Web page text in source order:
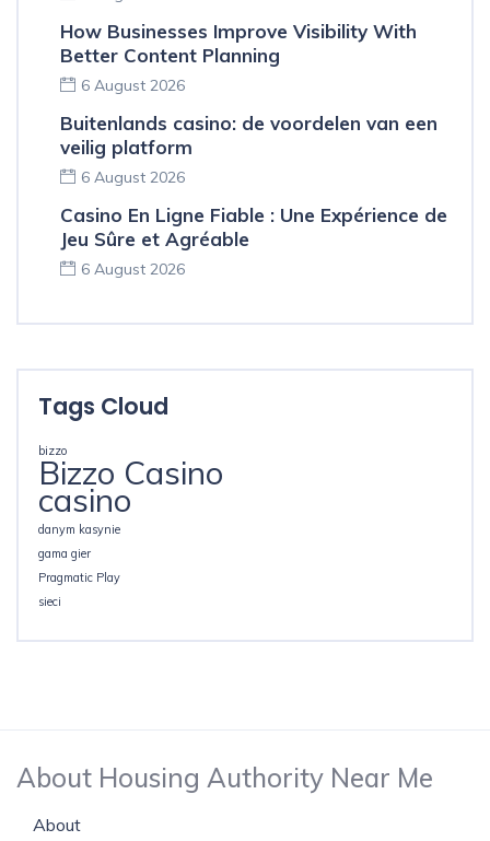
How Businesses Improve Visibility With
Better Content Planning
6 August 2026
Buitenlands casino: de voordelen van een
veilig platform
6 August 2026
Casino En Ligne Fiable : Une Expérience de
Jeu Sûre et Agréable
6 August 2026
Tags Cloud
bizzo
Bizzo Casino
casino
danym kasynie
gama gier
Pragmatic Play
sieci
About Housing Authority Near Me
About